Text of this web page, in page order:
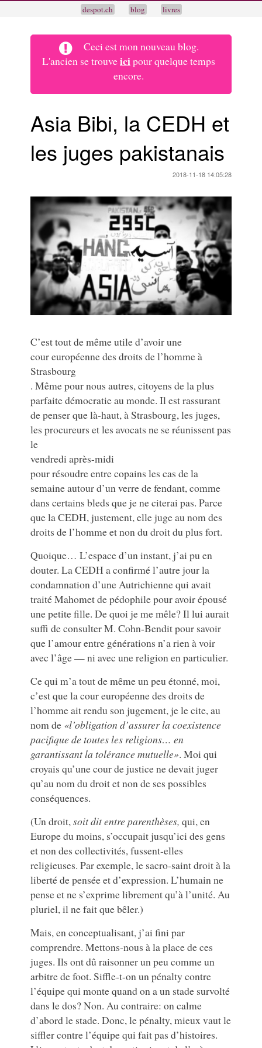
despot.ch blog livres
Ceci est mon nouveau blog.
L'ancien se trouveicipour quelque temps
encore.
Asia Bibi, la CEDH et
les juges pakistanais
2018-11-18 14:05:28
C’est tout de même utile d’avoir une
cour européenne des droits de l’homme à
Strasbourg
. Même pour nous autres, citoyens de la plus
parfaite démocratie au monde. Il est rassurant
de penser que là-haut, à Strasbourg, les juges,
les procureurs et les avocats ne se réunissent pas
le
vendredi après-midi
pour résoudre entre copains les cas de la
semaine autour d’un verre de fendant, comme
dans certains bleds que je ne citerai pas. Parce
que la CEDH, justement, elle juge au nom des
droits de l’homme et non du droit du plus fort.
Quoique… L’espace d’un instant, j’ai pu en
douter. La CEDH a confirmé l’autre jour la
condamnation d’une Autrichienne qui avait
traité Mahomet de pédophile pour avoir épousé
une petite fille. De quoi je me mêle? Il lui aurait
suffi de consulter M. Cohn-Bendit pour savoir
que l’amour entre générations n’a rien à voir
avec l’âge — ni avec une religion en particulier.
Ce qui m’a tout de même un peu étonné, moi,
c’est que la cour européenne des droits de
l’homme ait rendu son jugement, je le cite, au
nom de «l’obligation d’assurer la coexistence
pacifique de toutes les religions… en
garantissant la tolérance mutuelle». Moi qui
croyais qu’une cour de justice ne devait juger
qu’au nom du droit et non de ses possibles
conséquences.
(Un droit,soit dit entre parenthèses, qui, en
Europe du moins, s’occupait jusqu’ici des gens
et non des collectivités, fussent-elles
religieuses. Par exemple, le sacro-saint droit à la
liberté de pensée et d’expression. L’humain ne
pense et ne s’exprime librement qu’à l’unité. Au
pluriel, il ne fait que bêler.)
Mais, en conceptualisant, j’ai fini par
comprendre. Mettons-nous à la place de ces
juges. Ils ont dû raisonner un peu comme un
arbitre de foot. Siffle-t-on un pénalty contre
l’équipe qui monte quand on a un stade survolté
dans le dos? Non. Au contraire: on calme
d’abord le stade. Donc, le pénalty, mieux vaut le
siffler contre l’équipe qui fait pas d’histoires.